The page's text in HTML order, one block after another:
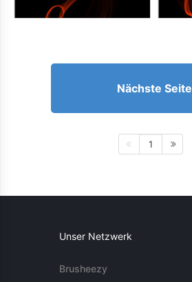
Nächste Seite
1
Unser Netzwerk
Brusheezy